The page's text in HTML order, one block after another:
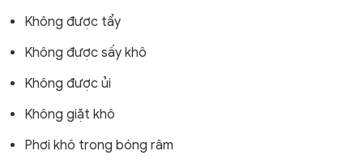
Không được tẩy
Không được sấy khô
Không được ủi
Không giặt khô
Phơi khô trong bóng râm